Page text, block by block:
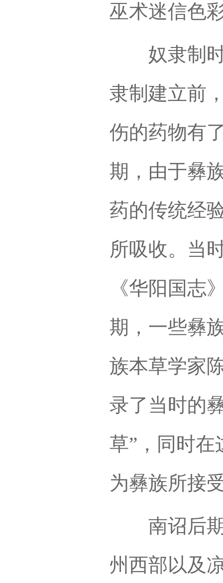
巫术迷信色
奴隶制时
隶制建立前
伤的药物有
期，由于彝
药的传统经
所吸收。当
《华阳国志
期，一些彝
族本草学家
录了当时的
草”，同时
为彝族所接
南诏后期
州西部以及